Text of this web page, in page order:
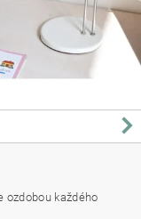
ozdobou každého